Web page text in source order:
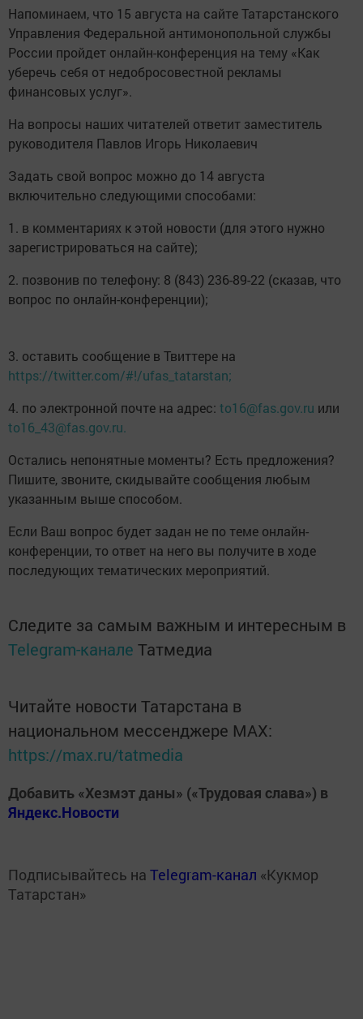
Напоминаем, что 15 августа на сайте Татарстанского
Управления Федеральной антимонопольной службы
России пройдет онлайн-конференция на тему «Как
уберечь себя от недобросовестной рекламы
финансовых услуг».
На вопросы наших читателей ответит заместитель
руководителя Павлов Игорь Николаевич
Задать свой вопрос можно до 14 августа
включительно следующими способами:
1. в комментариях к этой новости (для этого нужно
зарегистрироваться на сайте);
2. позвонив по телефону: 8 (843) 236-89-22 (сказав, что
вопрос по онлайн-конференции);
3. оставить сообщение в Твиттере на
https://twitter.com/#!/ufas_tatarstan;
4. по электронной почте на адрес: to16@fas.gov.ru или
to16_43@fas.gov.ru.
Остались непонятные моменты? Есть предложения?
Пишите, звоните, скидывайте сообщения любым
указанным выше способом.
Если Ваш вопрос будет задан не по теме онлайн-
конференции, то ответ на него вы получите в ходе
последующих тематических мероприятий.
Следите за самым важным и интересным в
Telegram-канале Татмедиа
Читайте новости Татарстана в
национальном мессенджере MАХ:
https://max.ru/tatmedia
Добавить «Хезмэт даны» («Трудовая слава») в
Яндекс.Новости
Подписывайтесь на Telegram-канал «Кукмор
Татарстан»